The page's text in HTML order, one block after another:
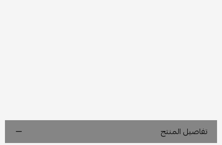
تفاصيل المنتج